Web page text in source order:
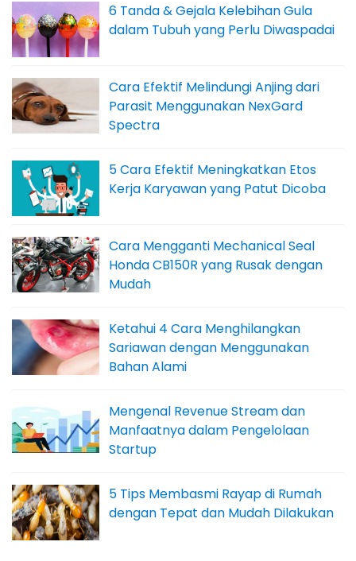
6 Tanda & Gejala Kelebihan Gula
dalam Tubuh yang Perlu Diwaspadai
Cara Efektif Melindungi Anjing dari
Parasit Menggunakan NexGard
Spectra
5 Cara Efektif Meningkatkan Etos
Kerja Karyawan yang Patut Dicoba
Cara Mengganti Mechanical Seal
Honda CB150R yang Rusak dengan
Mudah
Ketahui 4 Cara Menghilangkan
Sariawan dengan Menggunakan
Bahan Alami
Mengenal Revenue Stream dan
Manfaatnya dalam Pengelolaan
Startup
5 Tips Membasmi Rayap di Rumah
dengan Tepat dan Mudah Dilakukan